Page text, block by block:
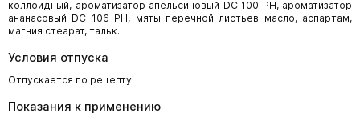
коллоидный, ароматизатор апельсиновый DC 100 PH, ароматизатор
ананасовый DC 106 PH, мяты перечной листьев масло, аспартам,
магния стеарат, тальк.
Условия отпуска
Отпускается по рецепту
Показания к применению